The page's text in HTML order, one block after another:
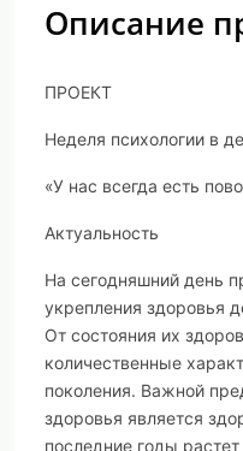
Описание
ПРОЕКТ
Неделя психологии в
«У нас всегда есть
Актуальность
На сегодняшний день
укрепления здоровья
От состояния их
количественные
поколения. Важной
здоровья является
последние годы